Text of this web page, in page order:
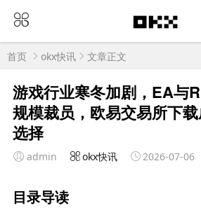
首页 okx快讯 文章正文
游戏行业寒冬加剧，EA与
规模裁员，欧易交易所下
选择
admin okx快讯 2026-07-06
目录导读